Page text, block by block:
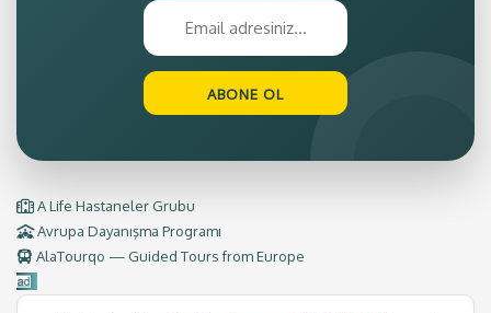
A Life Hastaneler Grubu
Avrupa Dayanışma Programı
AlaTourqo — Guided Tours from Europe